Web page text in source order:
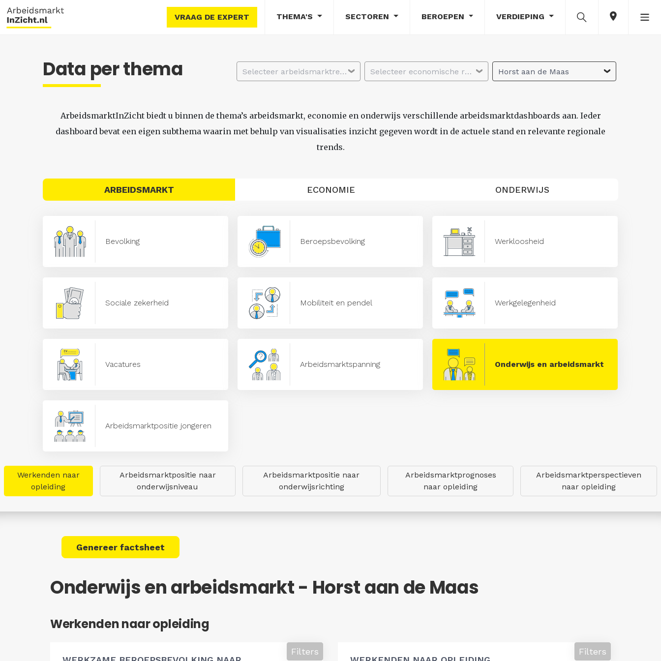
VRAAG DE EXPERT THEMA'S SECTOREN BEROEPEN VERDIEPING
Data per thema Selecteer arbeidsmarktregio Selecteer economische regio Horst aan de Maas
ArbeidsmarktInZicht biedt u binnen de thema’s arbeidsmarkt, economie en onderwijs verschillende arbeidsmarktdashboards aan. Ieder
dashboard bevat een eigen subthema waarin met behulp van visualisaties inzicht gegeven wordt in de actuele stand en relevante regionale
trends.
ARBEIDSMARKT ECONOMIE ONDERWIJS
Bevolking Beroepsbevolking Werkloosheid
Sociale zekerheid Mobiliteit en pendel Werkgelegenheid
Vacatures Arbeidsmarktspanning Onderwijs en arbeidsmarkt
Arbeidsmarktpositie jongeren
Werkenden naar
opleiding
Arbeidsmarktpositie naar
onderwijsniveau
Arbeidsmarktpositie naar
onderwijsrichting
Arbeidsmarktprognoses
naar opleiding
Arbeidsmarktperspectieven
naar opleiding
Genereer factsheet
Onderwijs en arbeidsmarkt - Horst aan de Maas
Werkenden naar opleiding
Filters Filters